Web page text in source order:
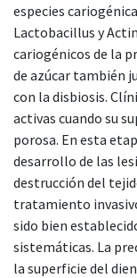
especies
Lactobacillus y
cariogénicos de la
de azúcar también
con la disbiosis.
activas cuando su
porosa. En esta
desarrollo de las
destrucción del
tratamiento
sido bien
sistemáticas. La
la superficie del